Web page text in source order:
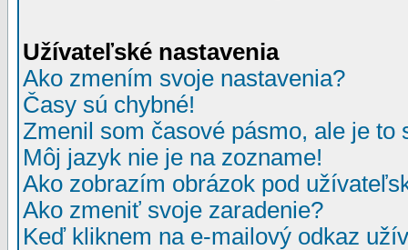
Užívateľské nastavenia
Ako zmením svoje nastavenia?
Časy sú chybné!
Zmenil som časové pásmo, ale je to
Môj jazyk nie je na zozname!
Ako zobrazím obrázok pod
Ako zmeniť svoje zaradenie?
Keď kliknem na e-mailový odkaz